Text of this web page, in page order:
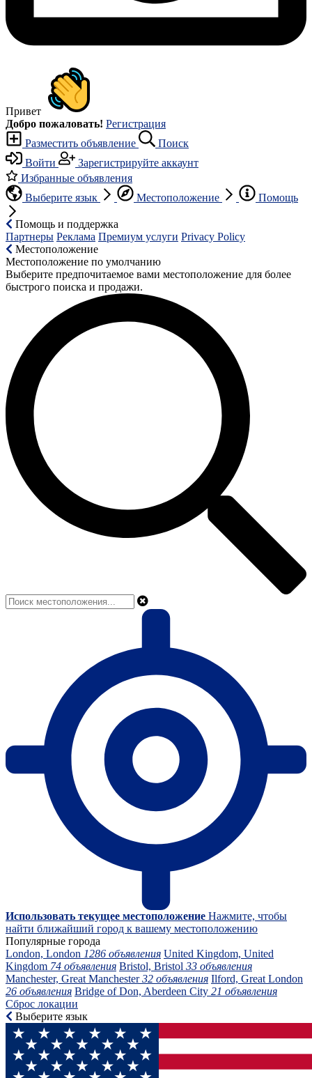
Привет
Добро пожаловать! Регистрация
Разместить объявление
Поиск
Войти
Зарегистрируйте аккаунт
Избранные объявления
Выберите язык
Местоположение Помощь
Помощь и поддержка
Партнеры Реклама Премиум услуги Privacy Policy
Местоположение
Местоположение по умолчанию
Выберите предпочитаемое вами местоположение для более
быстрого поиска и продажи.
Использовать текущее местоположение Нажмите, чтобы
найти ближайший город к вашему местоположению
Популярные города
London, London 1286 объявления United Kingdom, United
Kingdom 74 объявления Bristol, Bristol 33 объявления
Manchester, Great Manchester32 объявления Ilford, Great London
26 объявления Bridge of Don, Aberdeen City 21 объявления
Сброс локации
Выберите язык